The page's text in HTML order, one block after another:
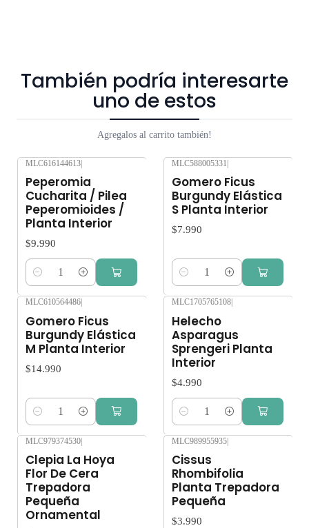
Valparaíso, Viña del Mar, Quilpué, Villa Alemana, Belloto,
Reñaca y Concón. No enviamos a regiones. Los árboles y
plantas son seres vivos que al someterlos a viajes largos sin
suficiente agua y luz o mucha exposición al sol, pueden verse
afectados seriamente. Despacho gratis por compras sobre
También podría interesarte
uno de estos
Agregalos al carrito también!
MLC616144613
Peperomia
Cucharita / Pilea
Peperomioides /
Planta Interior
$9.990
Cantidad
MLC588005331
Gomero Ficus
Burgundy Elástica
S Planta Interior
$7.990
Cantidad
MLC610564486
Gomero Ficus
Burgundy Elástica
M Planta Interior
$14.990
Cantidad
MLC1705765108
Helecho
Asparagus
Sprengeri Planta
Interior
$4.990
Cantidad
MLC979374530|
Clepia La Hoya
Flor De Cera
Trepadora
Pequeña
Ornamental
MLC989955935|
Cissus
Rhombifolia
Planta Trepadora
Pequeña
$3.990